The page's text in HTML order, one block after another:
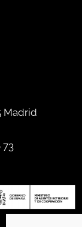
Madrid
73